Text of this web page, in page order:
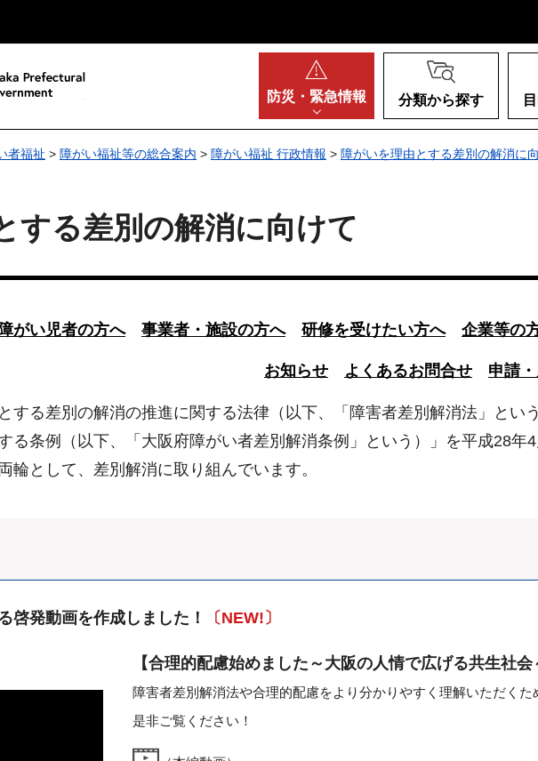
防災・ 緊急情報 分類から探す
者福祉 > 障がい福祉等の総合案内 > 障がい福祉 行政情報 > 障がいを理由とする差別の解消に
する差別の解消に向けて
障がい児者の方へ 事業者・施設の方へ 研修を受けたい方へ 企業等の
お知らせ よくあるお問合せ 申請
する差別の解消の推進に関する法律（以下、「障害者差別解消法」とい
る条例（以下、「大阪府障がい者差別解消条例」という）」を平成28年
輪として、差別解消に取り組んでいます。
啓発動画を作成しました！ 〔NEW!〕
【合理的配慮始めました～大阪の人情で広げる共生社会
障害者差別解消法や合理的配慮をより分かりやすく理解いただくた
是非ご覧ください！